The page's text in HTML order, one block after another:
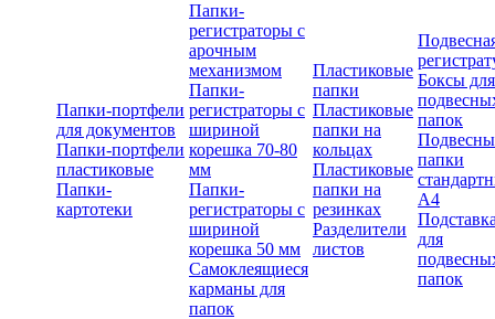
Папки-портфели
для документов
Папки-портфели
пластиковые
Папки-
картотеки
Папки-
регистраторы с
арочным
механизмом
Папки-
регистраторы с
шириной
корешка 70-80
мм
Папки-
регистраторы с
шириной
корешка 50 мм
Самоклеящиеся
карманы для
папок
Пластиковые
папки
Пластиковые
папки на
кольцах
Пластиковые
папки на
резинках
Разделители
листов
Боксы для
папок
папки
А4
для
папок